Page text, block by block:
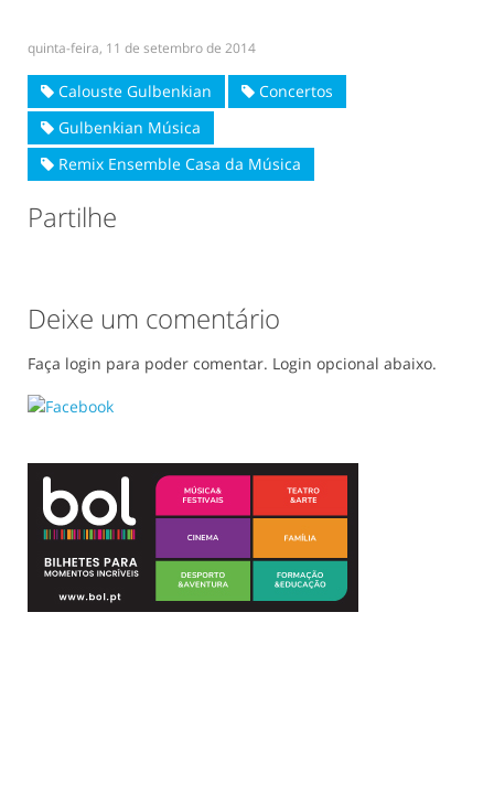
quinta-feira, 11 de setembro de 2014
Calouste Gulbenkian
Concertos
Gulbenkian Música
Remix Ensemble Casa da Música
Partilhe
Deixe um comentário
Faça login para poder comentar. Login opcional abaixo.